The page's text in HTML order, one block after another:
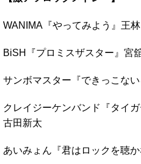
WANIMA『やってみよう』王林
BiSH『プロミスザスター』宮
サンボマスター『できっこな
クレイジーケンバンド『タイ
古田新太
あいみょん『君はロックを聴